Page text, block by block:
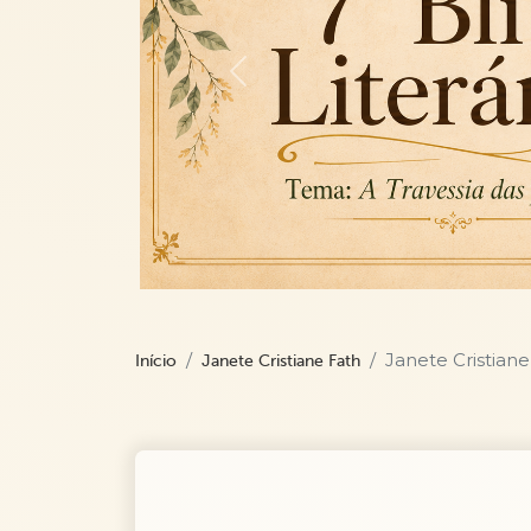
Previous
Início Janete Cristiane Fath Janete